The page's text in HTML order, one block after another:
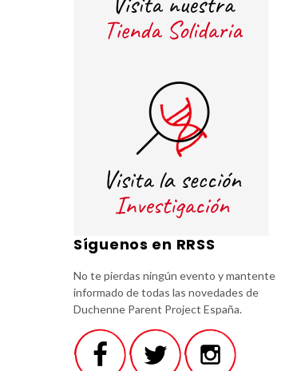
Síguenos en RRSS
No te pierdas ningún evento y mantente
informado de todas las novedades de
Duchenne Parent Project España.